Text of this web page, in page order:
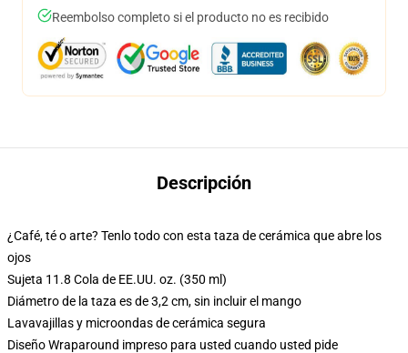
Reembolso completo si el producto no es recibido
Descripción
¿Café, té o arte? Tenlo todo con esta taza de cerámica que abre los
ojos
Sujeta 11.8 Cola de EE.UU. oz. (350 ml)
Diámetro de la taza es de 3,2 cm, sin incluir el mango
Lavavajillas y microondas de cerámica segura
Diseño Wraparound impreso para usted cuando usted pide